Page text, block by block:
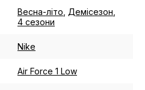
Весна-літо Демісезон
4 сезони
Nike
Air Force 1 Low